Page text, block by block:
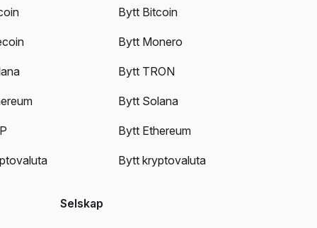
Bytt Bitcoin
Bytt Monero
Bytt TRON
Bytt Solana
Bytt Ethereum
Bytt kryptovaluta
Selskap